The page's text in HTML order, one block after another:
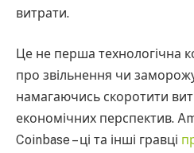
витрати.
Це не перша технологічна
про звільнення чи
намагаючись скоротити
економічних перспектив.
Coinbase – ці та інші гравці